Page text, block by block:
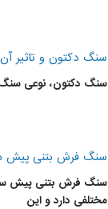
سنگ دکتون و تاثیر
سنگ دکتون، نوعی
سنگ فرش بتنی پیش
سنگ فرش بتنی پیش
مختلفی دارد و این